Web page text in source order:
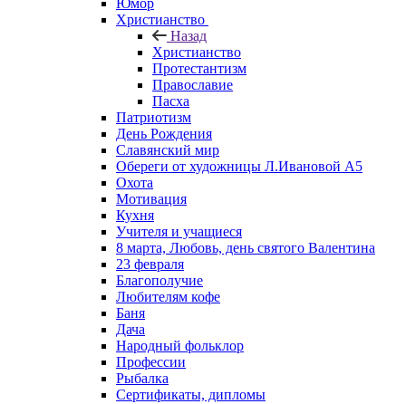
Юмор
Христианство
Назад
Христианство
Протестантизм
Православие
Пасха
Патриотизм
День Рождения
Славянский мир
Обереги от художницы Л.Ивановой А5
Охота
Мотивация
Кухня
Учителя и учащиеся
8 марта, Любовь, день святого Валентина
23 февраля
Благополучие
Любителям кофе
Баня
Дача
Народный фольклор
Профессии
Рыбалка
Сертификаты, дипломы